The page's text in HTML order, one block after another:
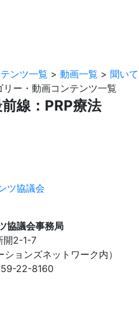
ンツ一覧 > 動画一覧 > 聞いて
リー・動画コンテンツ一覧
線：PRP療法
協議会事務局
開2-1-7
ョンズネットワーク内）
22-8160